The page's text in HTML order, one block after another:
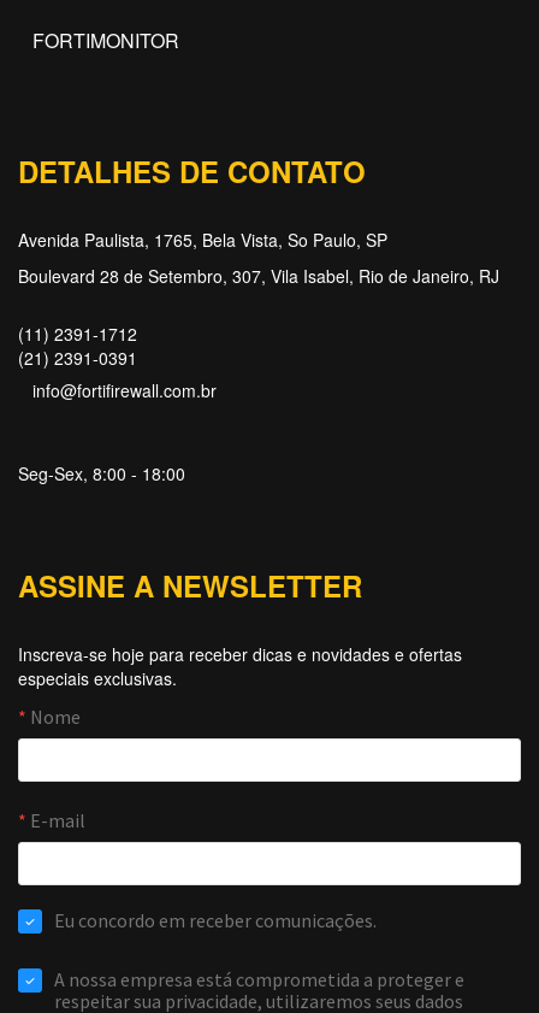
FORTIMONITOR
DETALHES DE CONTATO
Avenida Paulista, 1765, Bela Vista, So Paulo, SP
Boulevard 28 de Setembro, 307, Vila Isabel, Rio de Janeiro, RJ
(11) 2391-1712
(21) 2391-0391
info@fortifirewall.com.br
Seg-Sex, 8:00 - 18:00
ASSINE A NEWSLETTER
Inscreva-se hoje para receber dicas e novidades e ofertas
especiais exclusivas.
Online agora